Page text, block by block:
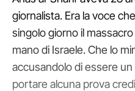
giornalista. Era la voce
singolo giorno il
mano di Israele. Che lo
accusandolo di essere
portare alcuna prova